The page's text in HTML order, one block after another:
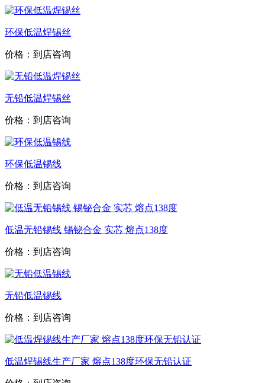
环保低温焊锡丝
价格：到店咨询
无铅低温焊锡丝
价格：到店咨询
环保低温锡线
价格：到店咨询
低温无铅锡线 锡铋合金 实芯 熔点138度
价格：到店咨询
无铅低温锡线
价格：到店咨询
低温焊锡线生产厂家 熔点138度环保无铅认证